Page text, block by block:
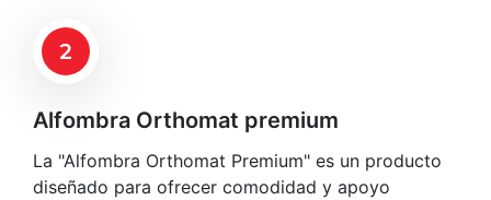
2
Alfombra Orthomat premium
La "Alfombra Orthomat Premium" es un producto
diseñado para ofrecer comodidad y apoyo